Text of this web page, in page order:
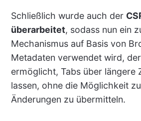
Schließlich wurde auch der
überarbeitet, sodass nun ein
Mechanismus auf Basis von
Metadaten verwendet wird,
ermöglicht, Tabs über längere
lassen, ohne die Möglichkeit
Änderungen zu übermitteln.